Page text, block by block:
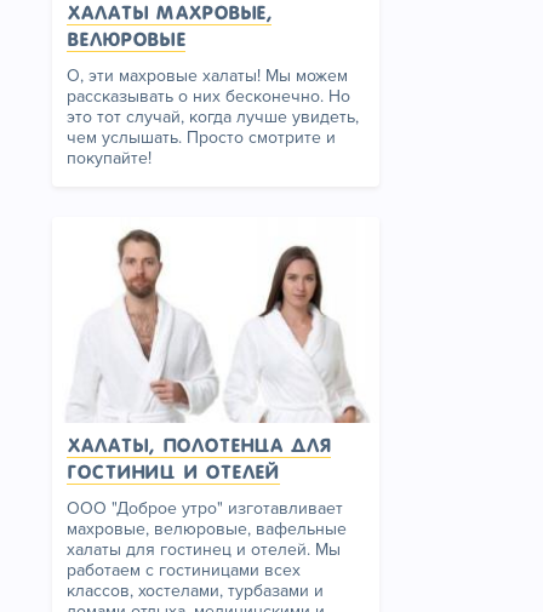
Халаты махровые,
велюровые
О, эти махровые халаты! Мы можем
рассказывать о них бесконечно. Но
это тот случай, когда лучше увидеть,
чем услышать. Просто смотрите и
покупайте!
Халаты, полотенца для
гостиниц и отелей
ООО "Доброе утро" изготавливает
махровые, велюровые, вафельные
халаты для гостинец и отелей. Мы
работаем с гостиницами всех
классов, хостелами, турбазами и